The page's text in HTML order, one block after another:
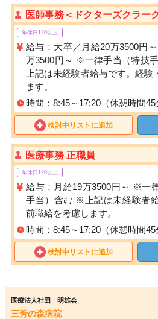
医師事務＜ドクターズクラー
年休日120以上
給与：大卒／月給20万3500円
万3500円～ ※一律手当（特技
上記は未経験者給与です。経
ます。
時間：8:45～17:20（休憩時間45
検討中リストに追加
医療事務 正職員
年休日120以上
給与：月給19万3500円～ ※一
手当）含む ※上記は未経験者
前職給を考慮します。
時間：8:45～17:20（休憩時間45
検討中リストに追加
医療法人社団 明雄会
三芳の森病院